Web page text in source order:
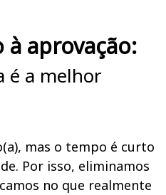
à aprovação:
é a melhor
mas o tempo é curto
Por isso, eliminamos
no que realmente